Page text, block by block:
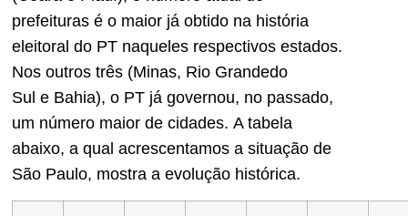
prefeituras é o maior já obtido na história
eleitoral do PT naqueles respectivos estados.
Nos outros três (Minas, Rio Grandedo
Sul e Bahia), o PT já governou, no passado,
um número maior de cidades. A tabela
abaixo, a qual acrescentamos a situação de
São Paulo, mostra a evolução histórica.